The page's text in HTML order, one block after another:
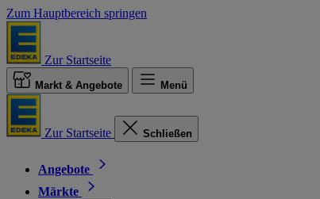
Zum Hauptbereich springen
Zur Startseite
Markt & Angebote Menü
Zur Startseite Schließen
Angebote
Märkte